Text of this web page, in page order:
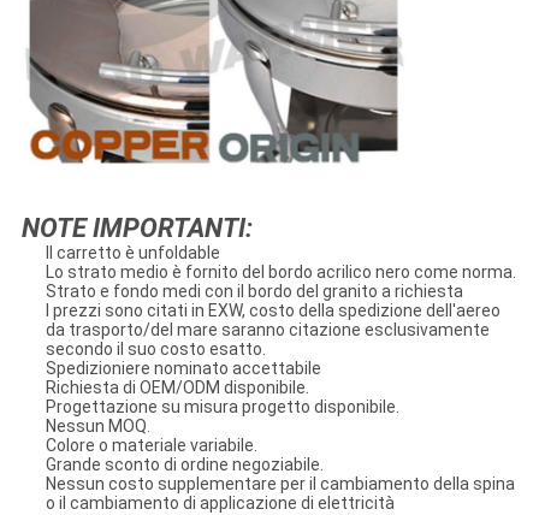
NOTE IMPORTANTI:
Il carretto è unfoldable
Lo strato medio è fornito del bordo acrilico nero come norma.
Strato e fondo medi con il bordo del granito a richiesta
I prezzi sono citati in EXW, costo della spedizione dell'aereo
da trasporto/del mare saranno citazione esclusivamente
secondo il suo costo esatto.
Spedizioniere nominato accettabile
Richiesta di OEM/ODM disponibile.
Progettazione su misura progetto disponibile.
Nessun MOQ.
Colore o materiale variabile.
Grande sconto di ordine negoziabile.
Nessun costo supplementare per il cambiamento della spina
o il cambiamento di applicazione di elettricità